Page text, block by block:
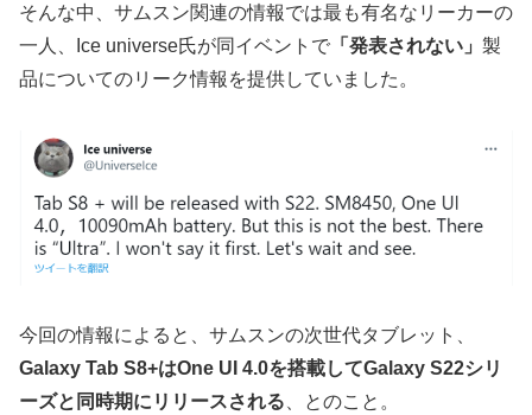
そんな中、サムスン関連の情報では最も有名なリーカーの
一人、Ice universe氏が同イベントで 「発表されない」 製
品についてのリーク情報を提供していました。
今回の情報によると、サムスンの次世代タブレット、
Galaxy Tab S8+はOne UI 4.0を搭載してGalaxy S22シリ
ーズと同時期にリリースされる、とのこと。